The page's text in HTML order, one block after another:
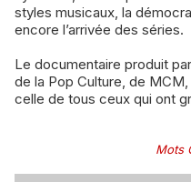
styles musicaux, la
encore l’arrivée des séries.
Le documentaire produit
de la Pop Culture, de
celle de tous ceux qui ont
Mots